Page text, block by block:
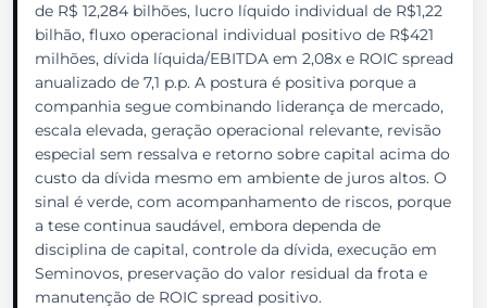
de R$ 12,284 bilhões, lucro líquido individual de R$1,22
bilhão, fluxo operacional individual positivo de R$421
milhões, dívida líquida/EBITDA em 2,08x e ROIC spread
anualizado de 7,1 p.p. A postura é positiva porque a
companhia segue combinando liderança de mercado,
escala elevada, geração operacional relevante, revisão
especial sem ressalva e retorno sobre capital acima do
custo da dívida mesmo em ambiente de juros altos. O
sinal é verde, com acompanhamento de riscos, porque
a tese continua saudável, embora dependa de
disciplina de capital, controle da dívida, execução em
Seminovos, preservação do valor residual da frota e
manutenção de ROIC spread positivo.